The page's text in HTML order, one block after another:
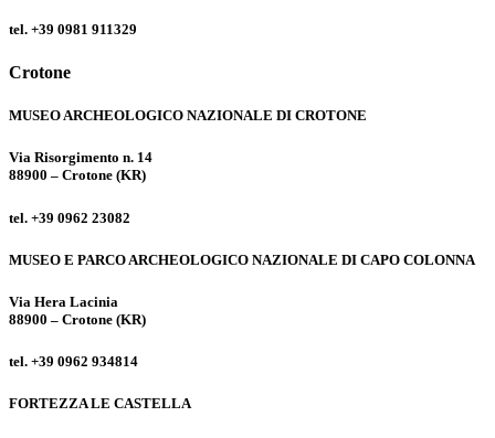
tel. +39 0981 911329
Crotone
MUSEO ARCHEOLOGICO NAZIONALE DI CROTONE
Via Risorgimento n. 14
88900 – Crotone (KR)
tel. +39 0962 23082
MUSEO E PARCO ARCHEOLOGICO NAZIONALE DI CAPO COLONNA
Via Hera Lacinia
88900 – Crotone (KR)
tel. +39 0962 934814
FORTEZZA LE CASTELLA